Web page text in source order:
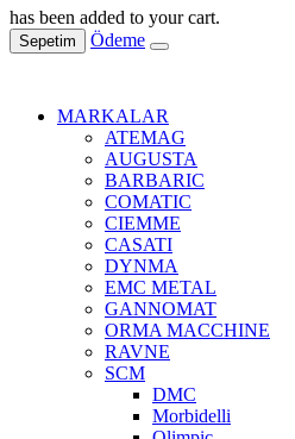
has been added to your cart.
Sepetim Ödeme
MARKALAR
ATEMAG
AUGUSTA
BARBARIC
COMATIC
CIEMME
CASATI
DYNMA
EMC METAL
GANNOMAT
ORMA MACCHINE
RAVNE
SCM
DMC
Morbidelli